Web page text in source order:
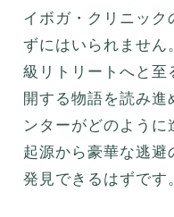
イボガ・クリニッ
ずにはいられません
級リトリートへと至
開する物語を読み進
ンターがどのよう
起源から豪華な逃避
発見できるはずです